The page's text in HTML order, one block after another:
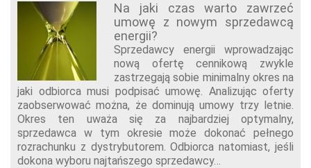
Na jaki czas warto zawrzeć
umowę z nowym sprzedawcą
energii?
Sprzedawcy energii wprowadzając
nową ofertę cennikową zwykle
zastrzegają sobie minimalny okres na
jaki odbiorca musi podpisać umowę. Analizując oferty
zaobserwować można, że dominują umowy trzy letnie.
Okres ten uważa się za najbardziej optymalny,
sprzedawca w tym okresie może dokonać pełnego
rozrachunku z dystrybutorem. Odbiorca natomiast, jeśli
dokona wyboru najtańszego sprzedawcy…